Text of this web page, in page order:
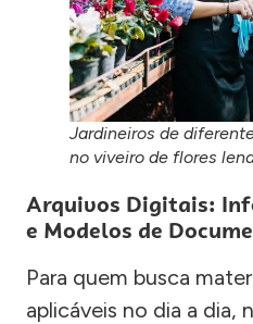
Jardineiros de
no viveiro de flores
Arquivos Digitais:
e Modelos de
Para quem busca
aplicáveis no dia a dia,